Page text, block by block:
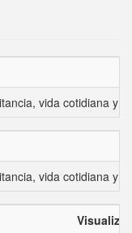
vida cotidiana y
vida cotidiana y